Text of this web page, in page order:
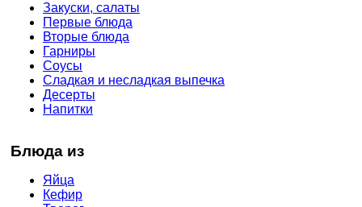
Закуски, салаты
Первые блюда
Вторые блюда
Гарниры
Соусы
Сладкая и несладкая выпечка
Десерты
Напитки
Блюда из
Яйца
Кефир